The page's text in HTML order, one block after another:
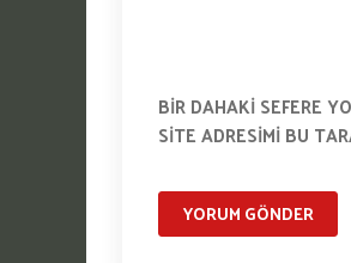
BIR DAHAKI SEFERE
SITE ADRESIMI BU